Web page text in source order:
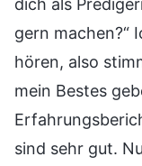
gern machen?“
hören, also
mein Bestes
sind sehr gut.